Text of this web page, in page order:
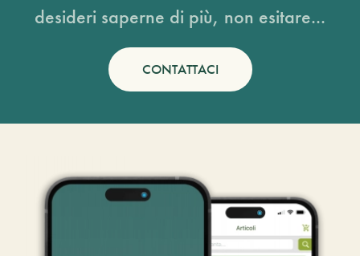
desideri saperne di più, non esitare...
CONTATTACI